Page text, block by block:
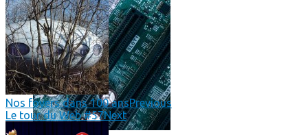
Nos foyers dans 100 ansPrevious
Le tour du Web #57Next